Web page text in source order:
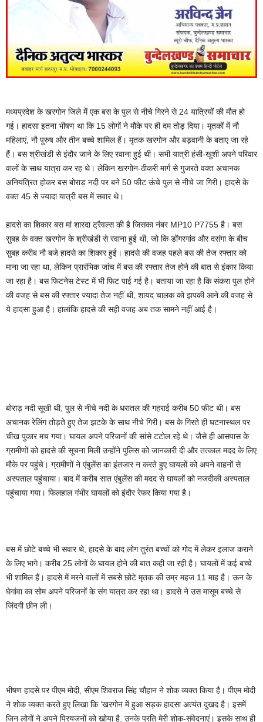
मध्यप्रदेश के खरगोन जिले में एक बस के पुल से नीचे गिरने से 24 यात्रियों की मौत हो
गई। हादसा इतना भीषण था कि 15 लोगों ने मौके पर ही दम तोड़ दिया। मृतकों में नौ
महिलाएं, नौ पुरुष और तीन बच्चे शामिल हैं। मृतक खरगोन और बड़वानी के बताए जा रहे
हैं। बस श्रीखंडी से इंदौर जाने के लिए रवाना हुई थी। सभी यात्री हंसी-खुशी अपने परिवार
वालों के साथ यात्रा कर रह थे। लेकिन खरगोन-ठीकरी मार्ग से गुजरते वक्त अचानक
अनियंत्रित होकर बस बोराड़ नदी पर बने 50 फीट ऊंचे पुल से नीचे जा गिरी। हादसे के
वक्त 45 से ज्यादा यात्री बस में सवार थे।
हादसे का शिकार बस मां शारदा ट्रैवल्स की है जिसका नंबर MP10 P7755 है। बस
सुबह के वक्त खरगोन के श्रीखंडी से रवाना हुई थी, जो कि डोंगरगांव और दसंगा के बीच
सुबह करीब नौ बजे हादसे का शिकार हुई। हादसे की वजह पहले बस की तेज रफ्तार को
माना जा रहा था, लेकिन प्रारंभिक जांच में बस की रफ्तार तेज होने की बात से इंकार किया
जा रहा है। बस फिटनेस टेस्ट में भी फिट पाई गई है। बताया जा रहा है कि संकरा पुल होने
की वजह से बस की रफ्तार ज्यादा तेज नहीं थी, शायद चालक को झपकी आने की वजह से
ये हादसा हुआ है। हालांकि हादसे की सही वजह अब तक सामने नहीं आई है।
बोराड़ नदी सूखी थी, पुल से नीचे नदी के धरातल की गहराई करीब 50 फीट थी। बस
अचानक रेलिंग तोड़ते हुए तेज झटके के साथ नीचे गिरी। बस के गिरते ही घटनास्थल पर
चीख पुकार मच गया। घायल अपने परिजनों की सांसे टटोल रहे थे। जैसे ही आसपास के
ग्रामीणों को हादसे की सूचना मिली उन्होंने पुलिस को जानकारी दी और तत्काल मदद के लिए
मौके पर पहुंचे। ग्रामीणों ने एंबुलेंस का इंतजार न करते हुए घायलों को अपने वाहनों से
अस्पताल पहुंचाया। बाद में करीब सात एंबुलेंस की मदद से घायलों को नजदीकी अस्पताल
पहुंचाया गया। फिलहाल गंभीर घायलों को इंदौर रेफर किया गया है।
बस में छोटे बच्चे भी सवार थे, हादसे के बाद लोग तुरंत बच्चों को गोद में लेकर इलाज कराने
के लिए भागे। करीब 25 लोगों के घायल होने की बात कही जा रही है। घायलों में कई बच्चे
भी शामिल हैं। हादसे में मरने वालों में सबसे छोटे मृतक की उम्र महज 11 माह है। ऊन के
घेगांवा का सोम अपने परिजनों के संग यात्रा कर रहा था। हादसे ने उस मासूम बच्चे से
जिंदगी छीन ली।
भीषण हादसे पर पीएम मोदी, सीएम शिवराज सिंह चौहान ने शोक व्यक्त किया है। पीएम मोदी
ने शोक व्यक्त करते हुए लिखा कि ‘खरगोन में हुआ सड़क हादसा अत्यंत दुखद है। इसमें
जिन लोगों ने अपने प्रियजनों को खोया है, उनके प्रति मेरी शोक-संवेदनाएं। इसके साथ ही